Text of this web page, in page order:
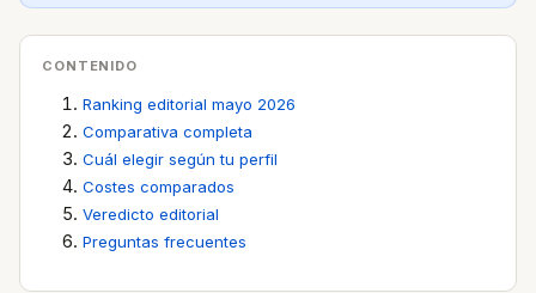
CONTENIDO
Ranking editorial mayo 2026
Comparativa completa
Cuál elegir según tu perfil
Costes comparados
Veredicto editorial
Preguntas frecuentes